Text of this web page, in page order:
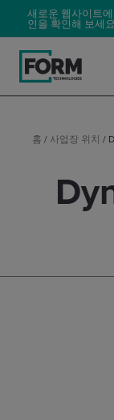
새로운 웹사이트
인을 확인해 보세
홈 / 사업장 위치 /